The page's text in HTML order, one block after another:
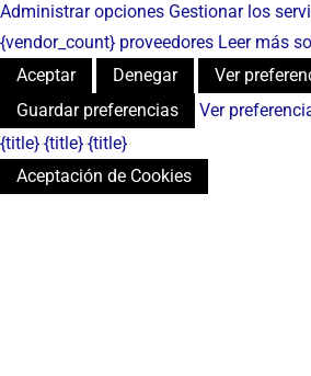
Administrar opciones Gestionar los
{vendor_count} proveedores Leer más
Aceptar
Denegar
Ver
Guardar preferencias
Ver
{title} {title} {title}
Aceptación de Cookies